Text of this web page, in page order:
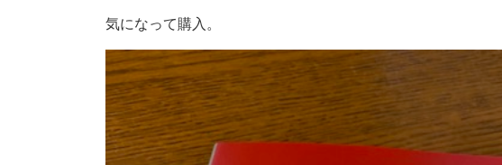
気になって購入。